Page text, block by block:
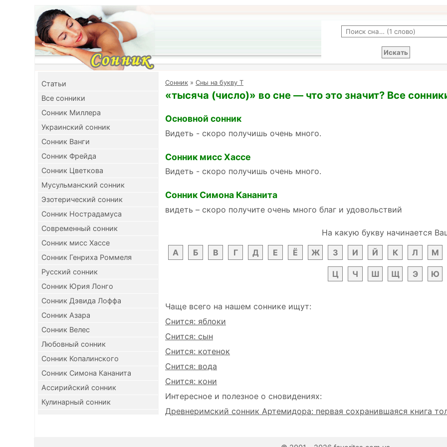
Cтатьи
Все сонники
Сонник Миллера
Украинский сонник
Сонник Ванги
Сонник Фрейда
Сонник Цветкова
Мусульманский сонник
Эзотерический сонник
Сонник Нострадамуса
Современный сонник
Сонник мисс Хассе
Сонник Генриха Роммеля
Русский сонник
Сонник Юрия Лонго
Сонник Дэвида Лоффа
Сонник Азара
Сонник Велес
Любовный сонник
Сонник Копалинского
Сонник Симона Кананита
Ассирийский сонник
Кулинарный сонник
Cонник » Сны на букву Т
«тысяча (число)» во сне — что это значит? Все
Основной сонник
Видеть - скоро получишь очень много.
Сонник мисс Хассе
Видеть - скоро получишь очень много.
Сонник Симона Кананита
видеть – скоро получите очень много благ и удовольствий
На какую букву начинается
А
Б В Г Д Е Ё Ж З И Й К Л М
Ц Ч Ш Щ Э Ю
Чаще всего на нашем соннике ищут:
Снится: яблоки
Снится: сын
Снится: котенок
Снится: вода
Снится: кони
Интересное и полезное о сновидениях:
Древнеримский сонник Артемидора: первая сохранившаяся книга